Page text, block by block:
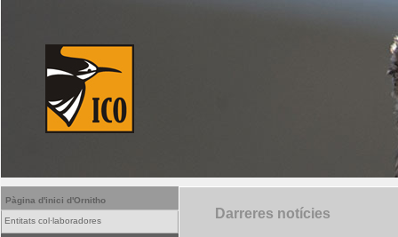
Pàgina d'inici d'Ornitho
Entitats col·laboradores Darreres notícies